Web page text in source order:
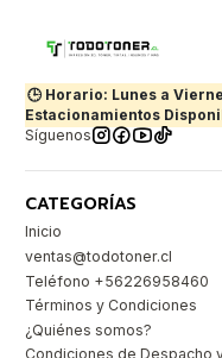
🕒 Horario: Lunes a
Estacionamientos
Síguenos
CATEGORÍAS
Inicio
ventas@todotoner.cl
Teléfono +56226958460
Términos y Condiciones
¿Quiénes somos?
Condiciones de Despacho